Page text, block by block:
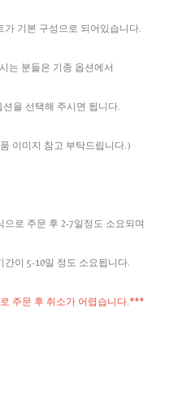
기본 구성으로 되어있습니다.
는 분들은 기종 옵션에서
을 선택해 주시면 됩니다.
이미지 참고 부탁드립니다.)
로 주문 후 2-7일정도 소요되며
이 5-10일 정도 소요됩니다.
주문 후 취소가 어렵습니다.***